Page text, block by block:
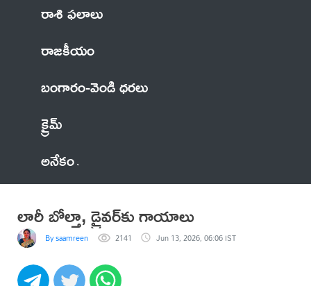
రాశి ఫలాలు
రాజకీయం
బంగారం-వెండి ధరలు
క్రైమ్
అనేకం
లారీ బోల్తా, డ్రైవర్‌కు గాయాలు
By saamreen 2141 Jun 13, 2026, 06:06 IST